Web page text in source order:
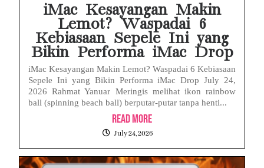
iMac Kesayangan Makin
Lemot? Waspadai 6
Kebiasaan Sepele Ini yang
Bikin Performa iMac Drop
iMac Kesayangan Makin Lemot? Waspadai 6 Kebiasaan
Sepele Ini yang Bikin Performa iMac Drop July 24,
2026 Rahmat Yanuar Meringis melihat ikon rainbow
ball (spinning beach ball) berputar-putar tanpa henti...
Read More
July 24, 2026